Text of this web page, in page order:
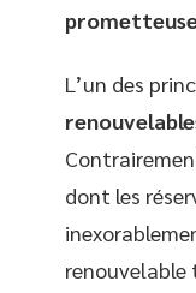
L’un des
dont les
renouvelable